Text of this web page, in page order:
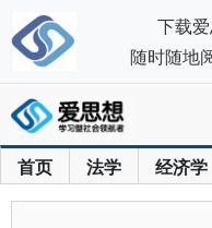
首页 法学 经济学
下载
随时随地